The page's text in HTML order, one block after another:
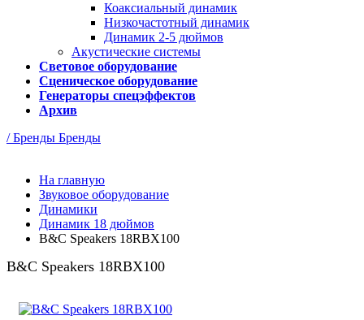
Коаксиальный динамик
Низкочастотный динамик
Динамик 2-5 дюймов
Акустические системы
Световое оборудование
Сценическое оборудование
Генераторы спецэффектов
Архив
/ Бренды Бренды
На главную
Звуковое оборудование
Динамики
Динамик 18 дюймов
B&C Speakers 18RBX100
B&C Speakers 18RBX100